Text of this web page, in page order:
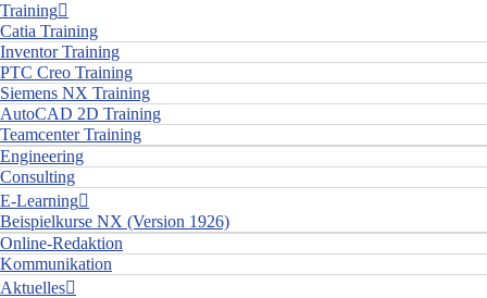
Training
Catia Training
Inventor Training
PTC Creo Training
Siemens NX Training
AutoCAD 2D Training
Teamcenter Training
Engineering
Consulting
E-Learning
Beispielkurse NX (Version 1926)
Online-Redaktion
Kommunikation
Aktuelles